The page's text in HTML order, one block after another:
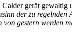
gerät gewaltig
der zu
gestern werden